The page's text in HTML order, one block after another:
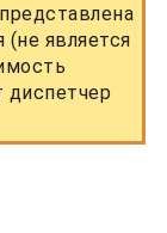
(не является
диспетчер